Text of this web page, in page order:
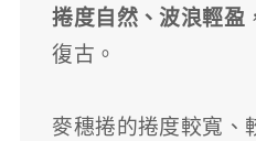
捲度自然、波浪輕盈
復古。
麥穗捲的捲度較寬、